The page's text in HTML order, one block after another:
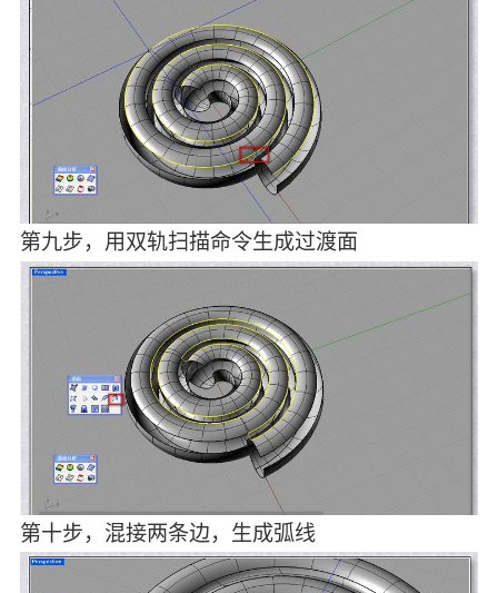
第九步，用双轨扫描命令生成过渡面
第十步，混接两条边，生成弧线